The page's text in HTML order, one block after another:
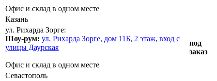
Офис и склад в одном месте
Казань
ул. Рихарда Зорге:
Шоу-рум: ул. Рихарда Зорге, дом 11Б, 2 этаж, вход с
улицы Даурская
Офис и склад в одном месте
под
заказ
Севастополь